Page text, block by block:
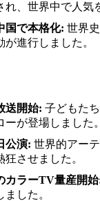
れ、世界中で人気
国で本格化: 世界
進行しました。
送開始: 子どもた
が登場しました。
公演: 世界的アー
させました。
カラーTV量産開
した。